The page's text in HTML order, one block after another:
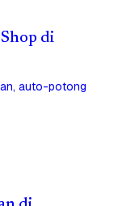
di
auto-potong